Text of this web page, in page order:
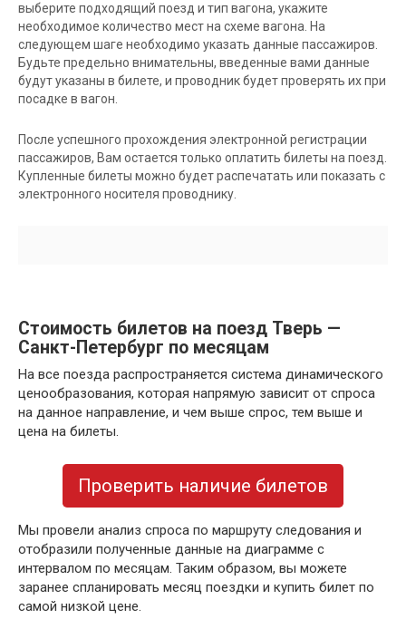
выберите подходящий поезд и тип вагона, укажите
необходимое количество мест на схеме вагона. На
следующем шаге необходимо указать данные пассажиров.
Будьте предельно внимательны, введенные вами данные
будут указаны в билете, и проводник будет проверять их при
посадке в вагон.
После успешного прохождения электронной регистрации
пассажиров, Вам остается только оплатить билеты на поезд.
Купленные билеты можно будет распечатать или показать с
электронного носителя проводнику.
Стоимость билетов на поезд Тверь —
Санкт-Петербург по месяцам
На все поезда распространяется система динамического
ценообразования, которая напрямую зависит от спроса
на данное направление, и чем выше спрос, тем выше и
цена на билеты.
Проверить наличие билетов
Мы провели анализ спроса по маршруту следования и
отобразили полученные данные на диаграмме с
интервалом по месяцам. Таким образом, вы можете
заранее спланировать месяц поездки и купить билет по
самой низкой цене.